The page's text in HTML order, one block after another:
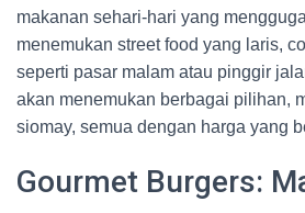
makanan sehari-hari yang
menemukan street food yang laris,
seperti pasar malam atau pinggir
akan menemukan berbagai pilihan,
siomay, semua dengan harga yang
Gourmet Burgers: